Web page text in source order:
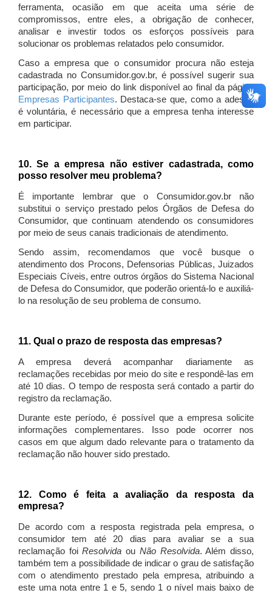
ferramenta, ocasião em que aceita uma série de
compromissos, entre eles, a obrigação de conhecer,
analisar e investir todos os esforços possíveis para
solucionar os problemas relatados pelo consumidor.
Caso a empresa que o consumidor procura não esteja
cadastrada no Consumidor.gov.br, é possível sugerir sua
participação, por meio do link disponível ao final da página
Empresas Participantes. Destaca-se que, como a adesão
é voluntária, é necessário que a empresa tenha interesse
em participar.
10. Se a empresa não estiver cadastrada, como
posso resolver meu problema?
É importante lembrar que o Consumidor.gov.br não
substitui o serviço prestado pelos Órgãos de Defesa do
Consumidor, que continuam atendendo os consumidores
por meio de seus canais tradicionais de atendimento.
Sendo assim, recomendamos que você busque o
atendimento dos Procons, Defensorias Públicas, Juizados
Especiais Cíveis, entre outros órgãos do Sistema Nacional
de Defesa do Consumidor, que poderão orientá-lo e auxiliá-
lo na resolução de seu problema de consumo.
11. Qual o prazo de resposta das empresas?
A empresa deverá acompanhar diariamente as
reclamações recebidas por meio do site e respondê-las em
até 10 dias. O tempo de resposta será contado a partir do
registro da reclamação.
Durante este período, é possível que a empresa solicite
informações complementares. Isso pode ocorrer nos
casos em que algum dado relevante para o tratamento da
reclamação não houver sido prestado.
12. Como é feita a avaliação da resposta da
empresa?
De acordo com a resposta registrada pela empresa, o
consumidor tem até 20 dias para avaliar se a sua
reclamação foiResolvida ou Não Resolvida. Além disso,
também tem a possibilidade de indicar o grau de satisfação
com o atendimento prestado pela empresa, atribuindo a
este uma nota entre 1 e 5, sendo 1 o nível mais baixo de